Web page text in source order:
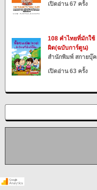
เปิดอ่าน 67 ครั้ง
108 คำไทยที่มักใช้
ผิด(ฉบับการ์ตูน)
สำนักพิมพ์ สกายบุ๊
เปิดอ่าน 63 ครั้ง